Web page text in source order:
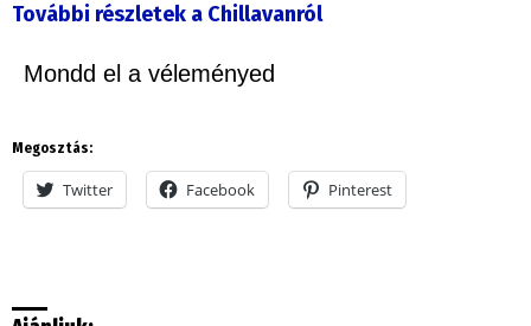
További részletek a Chillavanról
Mondd el a véleményed
Megosztás:
Twitter Facebook Pinterest